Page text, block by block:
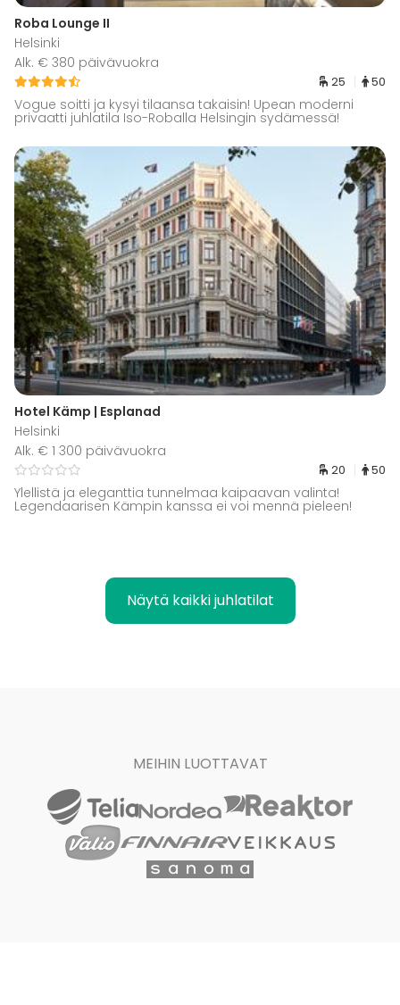
Roba Lounge II
Helsinki
Alk. € 380 päivävuokra
25 50
Vogue soitti ja kysyi tilaansa takaisin! Upean moderni
privaatti juhlatila Iso-Roballa Helsingin sydämessä!
Hotel Kämp | Esplanad
Helsinki
Alk. € 1 300 päivävuokra
20 50
Ylellistä ja eleganttia tunnelmaa kaipaavan valinta!
Legendaarisen Kämpin kanssa ei voi mennä pieleen!
Näytä kaikki juhlatilat
MEIHIN LUOTTAVAT